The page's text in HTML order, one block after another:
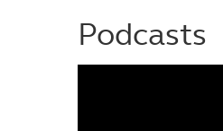
Podcasts